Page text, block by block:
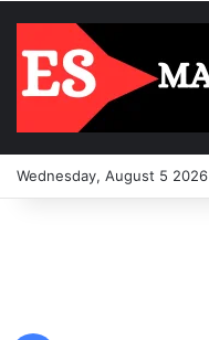
Wednesday, August 5 2026